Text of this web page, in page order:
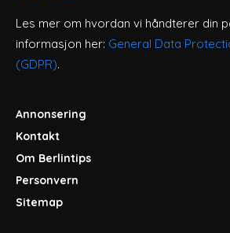
Les mer om hvordan vi håndterer din
informasjon her: General Data
(GDPR).
Annonsering
Kontakt
Om Berlintips
Personvern
Sitemap